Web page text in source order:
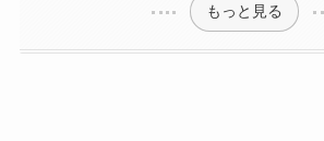
もっと見る